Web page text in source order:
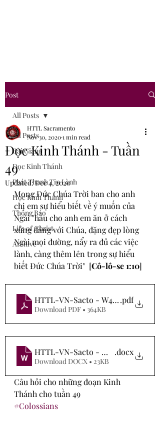
Post
All Posts
Bài Giảng
Đọc Kinh Thánh
Phát Thanh Tin Lành
Học Kinh Thánh
Thông Báo
Life of Christ
Archive
All Posts
Đọc Kinh Thánh - Tuần
49
HTTL Sacramento
Nov 30, 20201 min read
Updated:Dec 4, 2020
Mong Đức Chúa Trời ban cho anh
chị em sự hiểu biết về ý muốn của
Ngài "hầu cho anh em ăn ở cách
xứng đáng với Chúa, đặng đẹp lòng
Ngài mọi đường, nẩy ra đủ các việc
lành, càng thêm lên trong sự hiểu
biết Đức Chúa Trời"  [Cô-lô-se 1:10]
HTTL-VN-Sacto - W492020
.pdf
Download PDF • 364KB
HTTL-VN-Sacto - W492020
.docx
Download DOCX • 23KB
Câu hỏi cho những đoạn Kinh
Thánh cho tuần 49
#Colossians